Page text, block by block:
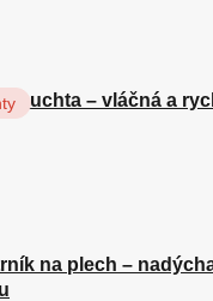
buchta – vláčná a
na plech –